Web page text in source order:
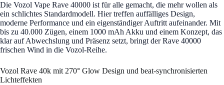
Die Vozol Vape Rave 40000 ist für alle gemacht, die mehr wollen als
ein schlichtes Standardmodell. Hier treffen auffälliges Design,
moderne Performance und ein eigenständiger Auftritt aufeinander. Mit
bis zu 40.000 Zügen, einem 1000 mAh Akku und einem Konzept, das
klar auf Abwechslung und Präsenz setzt, bringt der Rave 40000
frischen Wind in die Vozol-Reihe.
Vozol Rave 40k mit 270° Glow Design und beat-synchronisierten
Lichteffekten